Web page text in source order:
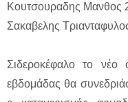
Κουτσουραδης Μανθος
Σακαβελης
Σιδεροκέφαλο το νέο
εβδομάδας θα